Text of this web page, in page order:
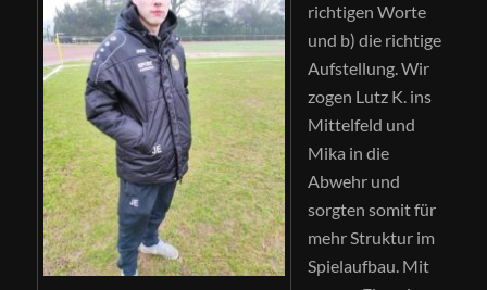
richtigen Worte
und b) die richtige
Aufstellung. Wir
zogen Lutz K. ins
Mittelfeld und
Mika in die
Abwehr und
sorgten somit für
mehr Struktur im
Spielaufbau. Mit